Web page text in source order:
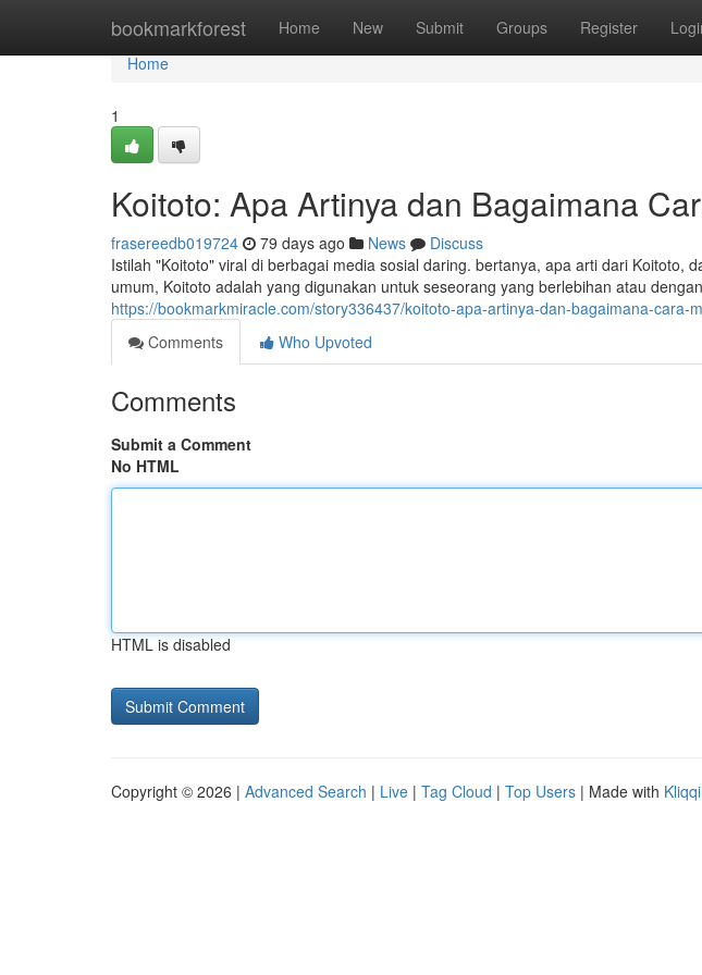
bookmarkforest Home New Submit Groups Register
Home
Home
1
Koitoto: Apa Artinya dan Bagaimana
frasereedb019724 79 days ago News
Discuss
Istilah "Koitoto" viral di berbagai media sosial daring. bertanya, apa arti dari Koitoto,
umum, Koitoto adalah yang digunakan untuk seseorang yang berlebihan atau dengan
https://bookmarkmiracle.com/story336437/koitoto-apa-artinya-dan-bagaimana-cara-
Comments
Who Upvoted
Comments
Submit a Comment
No HTML
HTML is disabled
Copyright © 2026 | Advanced Search | Live | Tag Cloud | Top Users | Made with